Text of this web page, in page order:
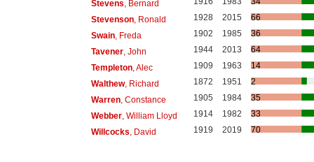
Stevens , Bernard
Stevenson, Ronald 1928 2015
66
Swain, Freda 1902 1985
36
Tavener, John 1944 2013
64
Templeton, Alec 1909 1963
14
Walthew, Richard 1872 1951
2
Warren, Constance 1905 1984
35
Webber, William Lloyd 1914 1982
33
Willcocks , David 1919 2019 70